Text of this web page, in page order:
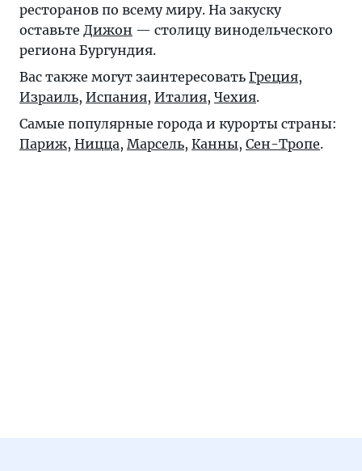
ресторанов по всему миру. На закуску
оставьте Дижон — столицу винодельческого
региона Бургундия.
Вас также могут заинтересовать Греция,
Израиль, Испания, Италия, Чехия.
Самые популярные города и курорты страны:
Париж, Ницца, Марсель, Канны, Сен-Тропе.